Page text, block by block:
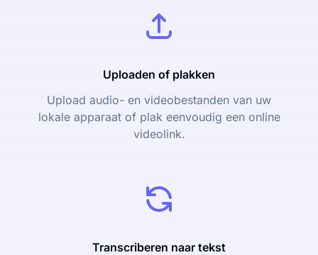
Uploaden of plakken
Upload audio- en videobestanden van uw
lokale apparaat of plak eenvoudig een online
videolink.
Transcriberen naar tekst